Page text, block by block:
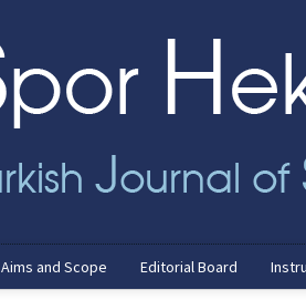
Aims and Scope Editorial Board